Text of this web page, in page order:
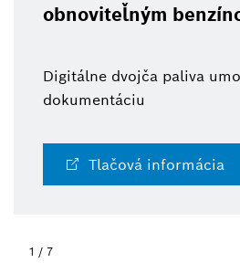
benzínom
paliva umožňuje digitálnu
informácia
22. 7. 2026 |
2 / 7